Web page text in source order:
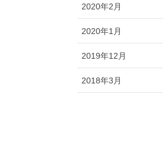
2020年2月
2020年1月
2019年12月
2018年3月